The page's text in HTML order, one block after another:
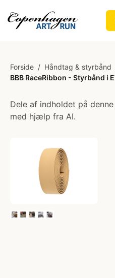
Forside / Håndtag & styrbånd
BBB RaceRibbon - Styrbånd i
Dele af indholdet på
med hjælp fra AI.